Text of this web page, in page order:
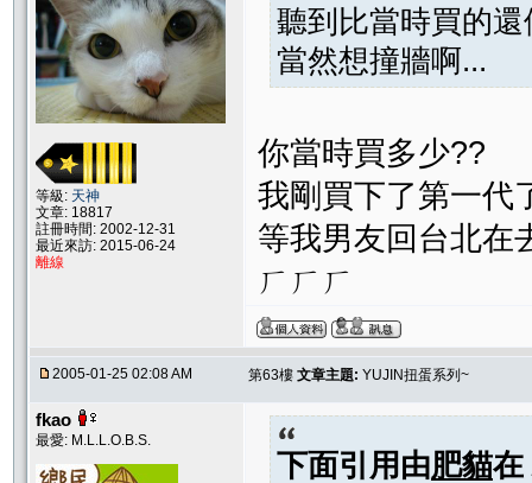
等級: 天神
文章: 18817
註冊時間: 2002-12-31
最近來訪: 2015-06-24
離線
聽到比當時買的
當然想撞牆啊...
你當時買多少??
我剛買下了第一代
等我男友回台北在
ㄏㄏㄏ
2005-01-25 02:08 AM 第63樓 文章主題: YUJIN扭蛋系列~
fkao
最愛: M.L.L.O.B.S.
下面引用由肥貓在